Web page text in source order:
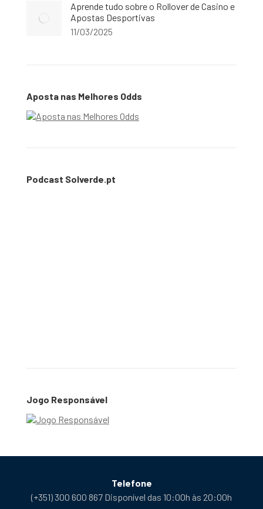
Aprende tudo sobre o Rollover de Casino e
Apostas Desportivas
11/03/2025
Aposta nas Melhores Odds
Podcast Solverde.pt
Jogo Responsável
Telefone
(+351) 300 600 867 Disponível das 10:00h às 20:00h